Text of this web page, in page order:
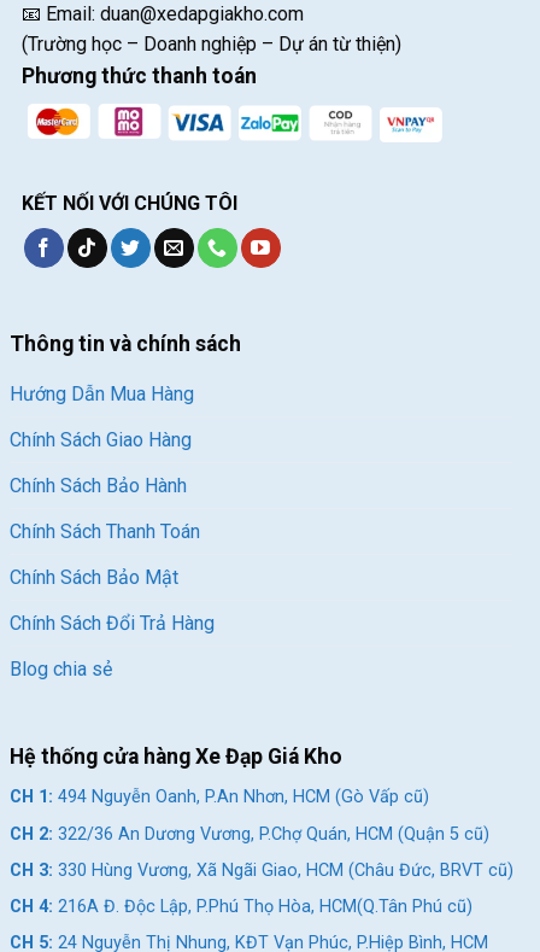
📧 Email: duan@xedapgiakho.com
(Trường học – Doanh nghiệp – Dự án từ thiện)
Phương thức thanh toán
KẾT NỐI VỚI CHÚNG TÔI
Thông tin và chính sách
Hướng Dẫn Mua Hàng
Chính Sách Giao Hàng
Chính Sách Bảo Hành
Chính Sách Thanh Toán
Chính Sách Bảo Mật
Chính Sách Đổi Trả Hàng
Blog chia sẻ
Hệ thống cửa hàng Xe Đạp Giá Kho
CH 1: 494 Nguyễn Oanh, P.An Nhơn, HCM (Gò Vấp cũ)
CH 2: 322/36 An Dương Vương, P.Chợ Quán, HCM (Quận 5 cũ)
CH 3: 330 Hùng Vương, Xã Ngãi Giao, HCM (Châu Đức, BRVT cũ)
CH 4: 216A Đ. Độc Lập, P.Phú Thọ Hòa, HCM(Q.Tân Phú cũ)
CH 5: 24 Nguyễn Thị Nhung, KĐT Vạn Phúc, P.Hiệp Bình, HCM